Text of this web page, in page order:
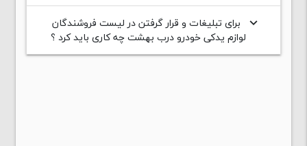
keyboard_arrow_down
برای تبلیغات و قرار گرفتن در لیست فروشندگان
لوازم یدکی خودرو درب بهشت چه کاری باید کرد ؟